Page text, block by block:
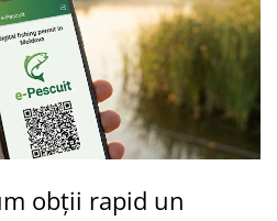
obții rapid un